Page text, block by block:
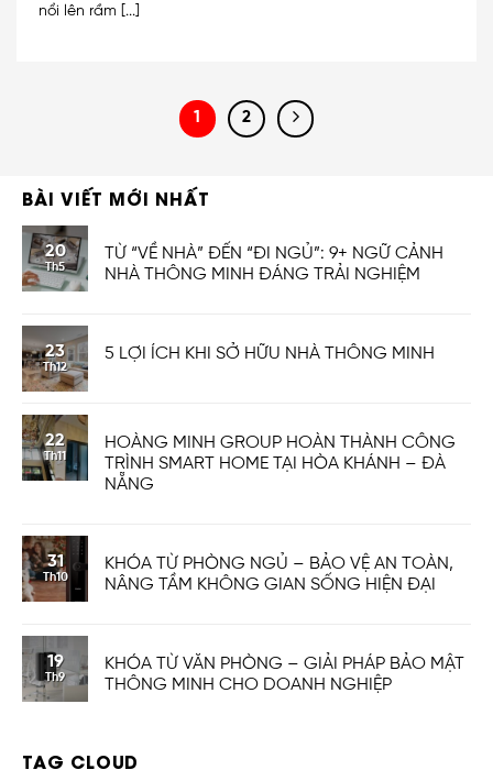
nổi lên rầm [...]
1 2
BÀI VIẾT MỚI NHẤT
20
Th5
TỪ “VỀ NHÀ” ĐẾN “ĐI NGỦ”: 9+ NGỮ CẢNH
NHÀ THÔNG MINH ĐÁNG TRẢI NGHIỆM
23
Th12
5 LỢI ÍCH KHI SỞ HỮU NHÀ THÔNG MINH
22
Th11
HOÀNG MINH GROUP HOÀN THÀNH CÔNG
TRÌNH SMART HOME TẠI HÒA KHÁNH – ĐÀ
NẴNG
31
Th10
KHÓA TỪ PHÒNG NGỦ – BẢO VỆ AN TOÀN,
NÂNG TẦM KHÔNG GIAN SỐNG HIỆN ĐẠI
19
Th9
KHÓA TỪ VĂN PHÒNG – GIẢI PHÁP BẢO MẬT
THÔNG MINH CHO DOANH NGHIỆP
TAG CLOUD